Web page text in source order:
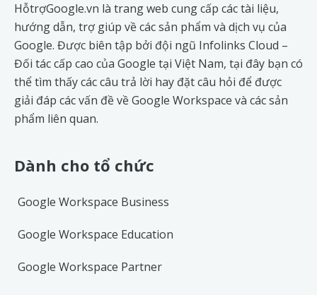
HỗtrợGoogle.vn là trang web cung cấp các tài liệu,
hướng dẫn, trợ giúp về các sản phẩm và dịch vụ của
Google. Được biên tập bởi đội ngũ Infolinks Cloud –
Đối tác cấp cao của Google tại Việt Nam, tại đây bạn có
thể tìm thấy các câu trả lời hay đặt câu hỏi để được
giải đáp các vấn đề vềGoogle Workspace và các sản
phẩm liên quan.
Dành cho tổ chức
Google Workspace Business
Google Workspace Education
Google Workspace Partner